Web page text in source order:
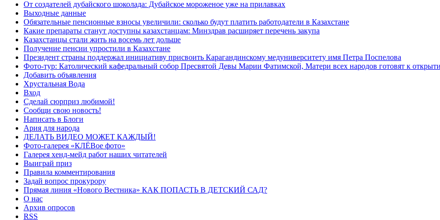
От создателей дубайского шоколада: Дубайское мороженое уже на прилавках
Выходные данные
Обязательные пенсионные взносы увеличили: сколько будут платить работодатели в Казахстане
Какие препараты станут доступны казахстанцам: Минздрав расширяет перечень закупа
Казахстанцы стали жить на восемь лет дольше
Получение пенсии упростили в Казахстане
Президент страны поддержал инициативу присвоить Карагандинскому медуниверситету имя Петра Поспелова
Фото-тур: Католический кафедральный собор Пресвятой Девы Марии Фатимской, Матери всех народов готовят к
Добавить объявления
Хрустальная Вода
Вход
Сделай сюрприз любимой!
Сообщи свою новость!
Написать в Блоги
Ария для народа
ДЕЛАТЬ ВИДЕО МОЖЕТ КАЖДЫЙ!
Фото-галерея «КЛЁВое фото»
Галерея хенд-мейд работ наших читателей
Выиграй приз
Правила комментирования
Задай вопрос прокурору
Прямая линия «Нового Вестника» КАК ПОПАСТЬ В ДЕТСКИЙ САД?
О нас
Архив опросов
RSS